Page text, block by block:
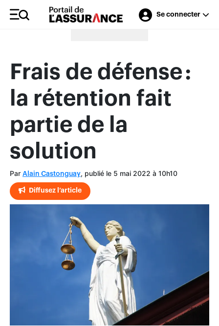
Se connecter
Merci à nos annonceurs
Frais de défense :
la rétention fait
partie de la
solution
Par Alain Castonguay, publié le 5 mai 2022 à 10h10
Diffusez l’article